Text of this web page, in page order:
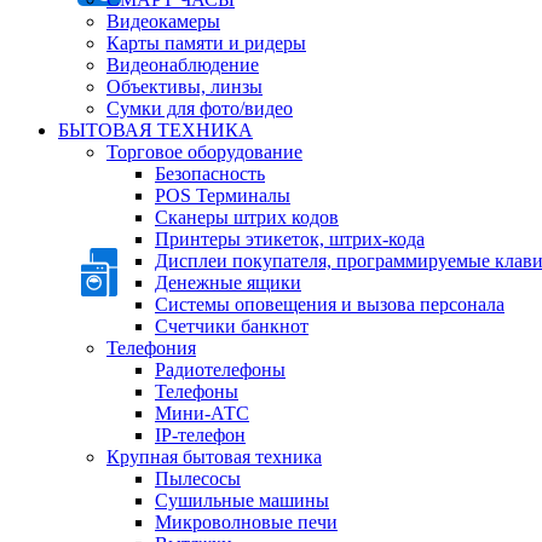
Видеокамеры
Карты памяти и ридеры
Видеонаблюдение
Объективы, линзы
Сумки для фото/видео
БЫТОВАЯ ТЕХНИКА
Торговое оборудование
Безопасность
POS Терминалы
Сканеры штрих кодов
Принтеры этикеток, штрих-кода
Дисплеи покупателя, программируемые
Денежные ящики
Системы оповещения и вызова персонала
Счетчики банкнот
Телефония
Радиотелефоны
Телефоны
Мини-АТС
IP-телефон
Крупная бытовая техника
Пылесосы
Сушильные машины
Микроволновые печи